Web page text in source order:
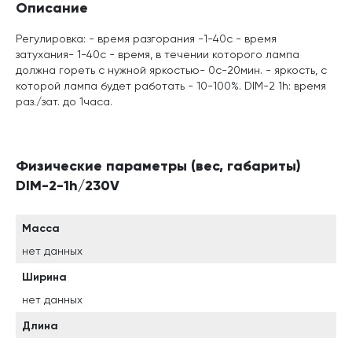
Описание
Регулировка: - время разгорания -1-40с - время
затухания- 1-40с - время, в течении которого лампа
должна гореть с нужной яркостью- 0с-20мин. - яркость, с
которой лампа будет работать - 10-100%. DIM-2 1h: время
раз./зат. до 1часа.
Физические параметры (вес, габариты)
DIM-2-1h/230V
Масса
нет данных
Ширина
нет данных
Длина